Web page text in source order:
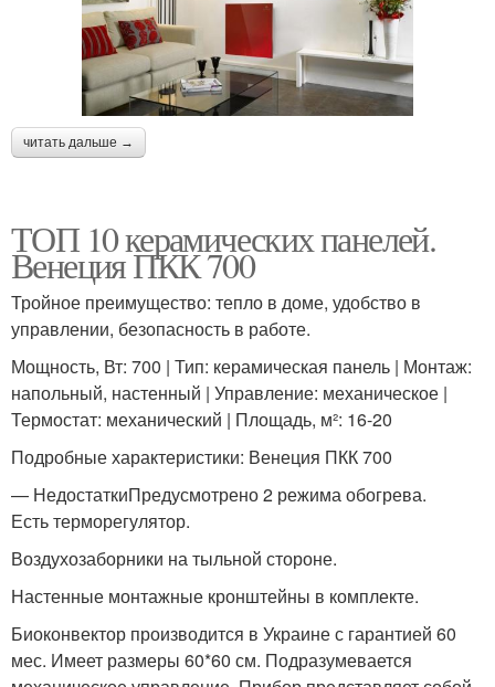
читать дальше →
ТОП 10 керамических панелей.
Венеция ПКК 700
Тройное преимущество: тепло в доме, удобство в
управлении, безопасность в работе.
Мощность, Вт: 700 | Тип: керамическая панель | Монтаж:
напольный, настенный | Управление: механическое |
Термостат: механический | Площадь, м²: 16-20
Подробные характеристики: Венеция ПКК 700
— НедостаткиПредусмотрено 2 режима обогрева.
Есть терморегулятор.
Воздухозаборники на тыльной стороне.
Настенные монтажные кронштейны в комплекте.
Биоконвектор производится в Украине с гарантией 60
мес. Имеет размеры 60*60 см. Подразумевается